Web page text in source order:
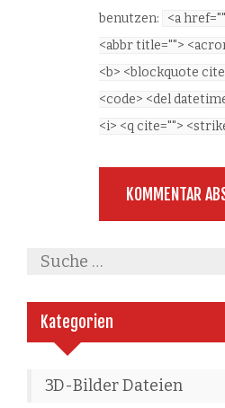
benutzen:
<a
<abbr title="">
<b> <blockquote
<code> <del
<i> <q cite="">
Kategorien
3D-Bilder Dateien